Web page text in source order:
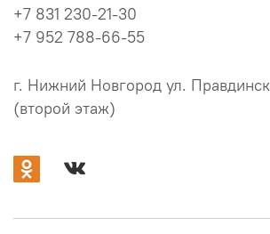
+7 831 230-21-30
+7 952 788-66-55
г. Нижний Новгород ул.
(второй этаж)